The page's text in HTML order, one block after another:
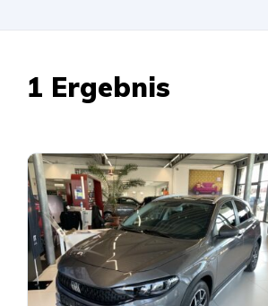
1 Ergebnis